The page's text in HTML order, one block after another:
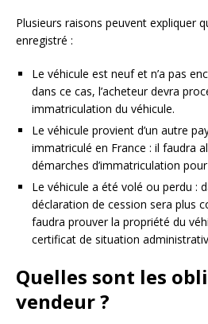
Plusieurs raisons peuvent expliquer
enregistré :
Le véhicule est neuf et n’a pas
dans ce cas, l’acheteur devra
immatriculation du véhicule.
Le véhicule provient d’un autre
immatriculé en France : il faudra
démarches d’immatriculation
Le véhicule a été volé ou perdu :
déclaration de cession sera plus
faudra prouver la propriété du
certificat de situation
Quelles sont les
vendeur ?